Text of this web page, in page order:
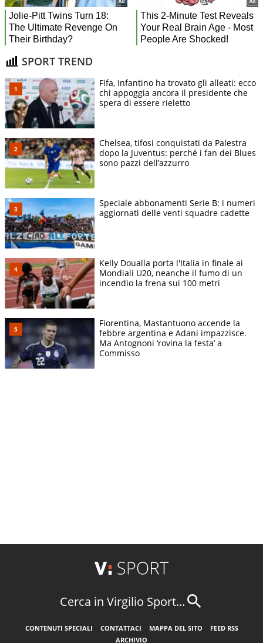
SPORT TREND
Fifa, Infantino ha trovato gli alleati: ecco
chi appoggia ancora il presidente che
spera di essere rieletto
Chelsea, tifosi conquistati da Palestra
dopo la Juventus: perché i fan dei Blues
sono pazzi dell’azzurro
Speciale abbonamenti Serie B: i numeri
aggiornati delle venti squadre cadette
Kelly Doualla porta l'Italia in finale ai
Mondiali U20, neanche il fumo di un
incendio la frena sui 100 metri
Fiorentina, Mastantuono accende la
febbre argentina e Adani impazzisce.
Ma Antognoni ‘rovina la festa’ a
Commisso
Cerca in Virgilio Sport...
CONTENUTI SPECIALI CONTATTACI MAPPA DEL SITO
FEED RSS
ARCHIVIO